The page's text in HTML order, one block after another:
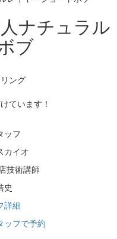
ナチュラル
ブ
ング
ています！
ッフ
カイオ
技術講師
史
詳細
ッフで予約